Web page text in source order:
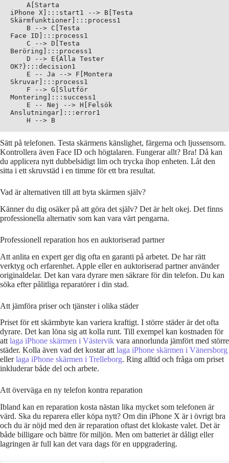
    A[Starta
iPhone X]:::start1 --> B[Testa
Skärmfunktioner]:::process1
    B --> C[Testa
Face ID]:::process1
    C --> D[Testa
Beröring]:::process1
    D --> E{Alla Tester
OK?}:::decision1
    E -- Ja --> F[Montera
Skruvar]:::process1
    F --> G[Slutför
Montering]:::success1
    E -- Nej --> H[Felsök
Anslutningar]:::error1
Sätt på telefonen. Testa skärmens känslighet, färgerna och ljussensorn.
Kontrollera även Face ID och högtalaren. Fungerar allt? Bra! Då kan
du applicera nytt dubbelsidigt lim och trycka ihop enheten. Låt den
sitta i ett skruvstäd i en timme för ett bra resultat.
Vad är alternativen till att byta skärmen själv?
Känner du dig osäker på att göra det själv? Det är helt okej. Det finns
professionella alternativ som kan vara värt pengarna.
Professionell reparation hos en auktoriserad partner
Att anlita en expert ger dig ofta en garanti på arbetet. De har rätt
verktyg och erfarenhet. Apple eller en auktoriserad partner använder
originaldelar. Det kan vara dyrare men säkrare för din telefon. Du kan
söka efter pålitliga reparatörer i din stad.
Att jämföra priser och tjänster i olika städer
Priset för ett skärmbyte kan variera kraftigt. I större städer är det ofta
dyrare. Det kan löna sig att kolla runt. Till exempel kan kostnaden för
att laga iPhone skärmen i Västervik vara annorlunda jämfört med större
städer. Kolla även vad det kostar att laga iPhone skärmen i Vänersborg
ellerlaga iPhone skärmen i Trelleborg. Ring alltid och fråga om priset
inkluderar både del och arbete.
Att överväga en ny telefon kontra reparation
Ibland kan en reparation kosta nästan lika mycket som telefonen är
värd. Ska du reparera eller köpa nytt? Om din iPhone X är i övrigt bra
och du är nöjd med den är reparation oftast det klokaste valet. Det är
både billigare och bättre för miljön. Men om batteriet är dåligt eller
lagringen är full kan det vara dags för en uppgradering.